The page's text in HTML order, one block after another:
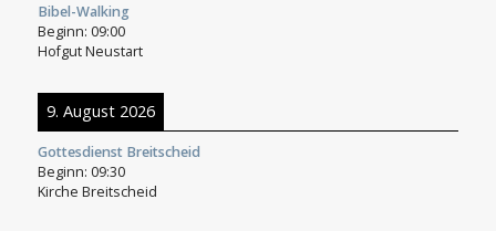
Bibel-Walking
Beginn: 09:00
Hofgut Neustart
9. August 2026
Gottesdienst Breitscheid
Beginn: 09:30
Kirche Breitscheid